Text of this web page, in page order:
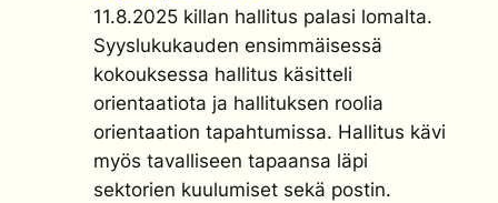
11.8.2025 killan hallitus palasi lomalta.
Syyslukukauden ensimmäisessä
kokouksessa hallitus käsitteli
orientaatiota ja hallituksen roolia
orientaation tapahtumissa. Hallitus kävi
myös tavalliseen tapaansa läpi
sektorien kuulumiset sekä postin.